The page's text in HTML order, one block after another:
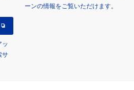
ーンの情報をご覧いただけます。
ッ
サ